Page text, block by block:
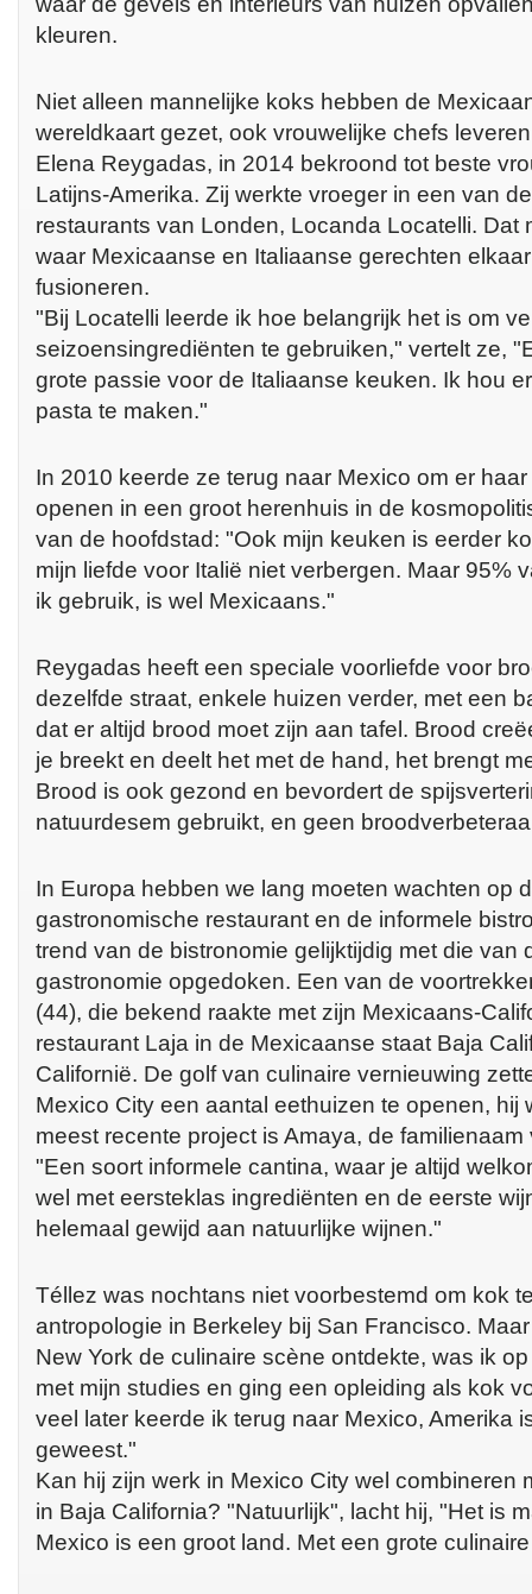
kleuren.
Niet alleen mannelijke koks hebben de
wereldkaart gezet, ook vrouwelijke chefs
Elena Reygadas, in 2014 bekroond tot beste
Latijns-Amerika. Zij werkte vroeger in een van
restaurants van Londen, Locanda Locatelli. Dat
waar Mexicaanse en Italiaanse gerechten
fusioneren.
"Bij Locatelli leerde ik hoe belangrijk het is om
seizoensingrediënten te gebruiken," vertelt ze,
grote passie voor de Italiaanse keuken. Ik hou
pasta te maken."
In 2010 keerde ze terug naar Mexico om er
openen in een groot herenhuis in de
van de hoofdstad: "Ook mijn keuken is eerder
mijn liefde voor Italië niet verbergen. Maar 95%
ik gebruik, is wel Mexicaans."
Reygadas heeft een speciale voorliefde voor
dezelfde straat, enkele huizen verder, met een
dat er altijd brood moet zijn aan tafel. Brood
je breekt en deelt het met de hand, het brengt
Brood is ook gezond en bevordert de
natuurdesem gebruikt, en geen
In Europa hebben we lang moeten wachten op
gastronomische restaurant en de informele
trend van de bistronomie gelijktijdig met die van
gastronomie opgedoken. Een van de
(44), die bekend raakte met zijn Mexicaans-
restaurant Laja in de Mexicaanse staat Baja
Californië. De golf van culinaire vernieuwing
Mexico City een aantal eethuizen te openen, hij
meest recente project is Amaya, de familienaam
"Een soort informele cantina, waar je altijd
wel met eersteklas ingrediënten en de eerste
helemaal gewijd aan natuurlijke wijnen."
Téllez was nochtans niet voorbestemd om kok
antropologie in Berkeley bij San Francisco.
New York de culinaire scène ontdekte, was ik
met mijn studies en ging een opleiding als kok
veel later keerde ik terug naar Mexico, Amerika
geweest."
Kan hij zijn werk in Mexico City wel combineren
in Baja California? "Natuurlijk", lacht hij, "Het is
Mexico is een groot land. Met een grote